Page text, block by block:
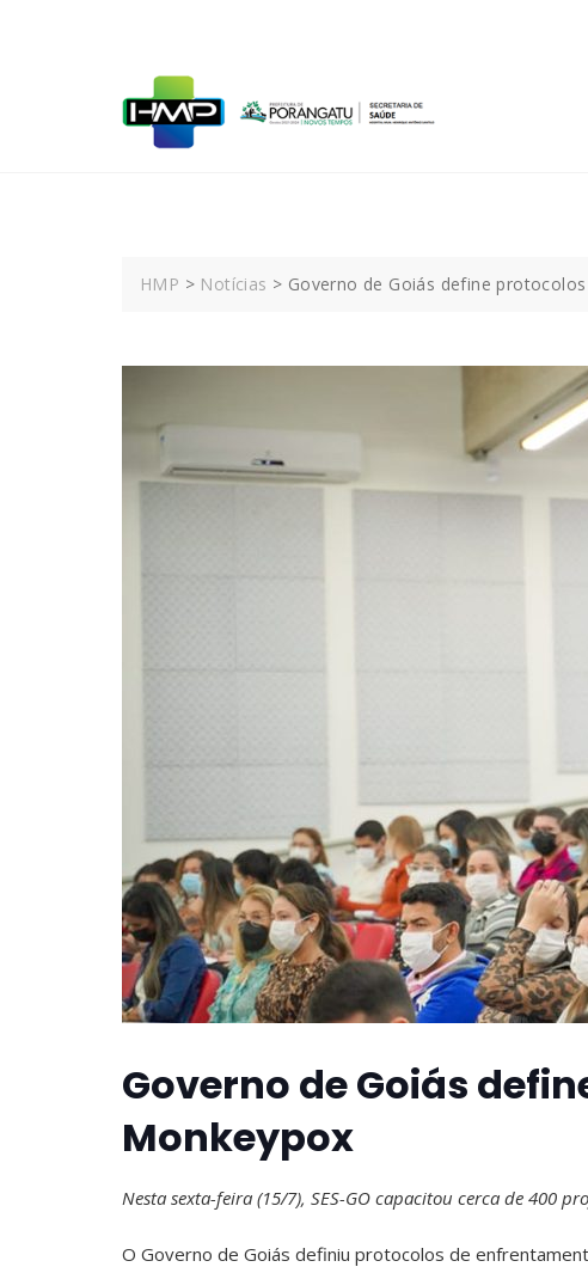
HMP > Notícias > Governo de Goiás define
Governo de Goiás
Monkeypox
Nesta sexta-feira (15/7), SES-GO capacitou cerca de 400
O Governo de Goiás definiu protocolos de